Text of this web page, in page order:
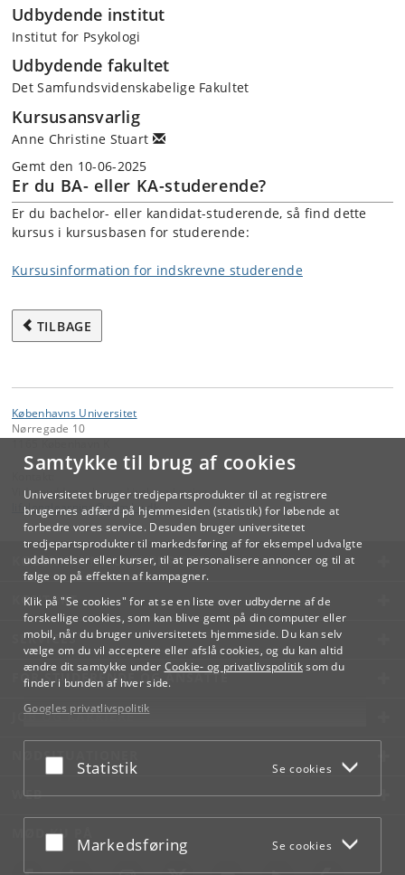
Samtykke til brug af cookies
Universitetet bruger tredjepartsprodukter til at registrere
brugernes adfærd på hjemmesiden (statistik) for løbende at
forbedre vores service. Desuden bruger universitetet
tredjepartsprodukter til markedsføring af for eksempel udvalgte
uddannelser eller kurser, til at personalisere annoncer og til at
følge op på effekten af kampagner.
Klik på "Se cookies" for at se en liste over udbyderne af de
forskellige cookies, som kan blive gemt på din computer eller
mobil, når du bruger universitetets hjemmeside. Du kan selv
vælge om du vil acceptere eller afslå cookies, og du kan altid
ændre dit samtykke under Cookie- og privatlivspolitiksom du
finder i bunden af hver side.
Googles privatlivspolitik
Acceptér eller afslå
Statistik Se cookies
Acceptér eller afslå
Markedsføring Se cookies
Udbydende institut
Institut for Psykologi
Udbydende fakultet
Det Samfundsvidenskabelige Fakultet
Kursusansvarlig
Anne Christine Stuart
Gemt den 10-06-2025
Er du BA- eller KA-studerende?
Er du bachelor- eller kandidat-studerende, så find dette
kursus i kursusbasen for studerende:
Kursusinformation for indskrevne studerende
TILBAGE
Københavns Universitet
Nørregade 10
Videreuddannelse og Livslang Læring
lifelonglearning@adm.ku.dk
KØBENHAVNS UNIVERSITET
KONTAKT
SERVICES
FOR STUDERENDE OG ANSATTE
JOB OG KARRIERE
NØDSITUATIONER
WEB
MØD KU PÅ